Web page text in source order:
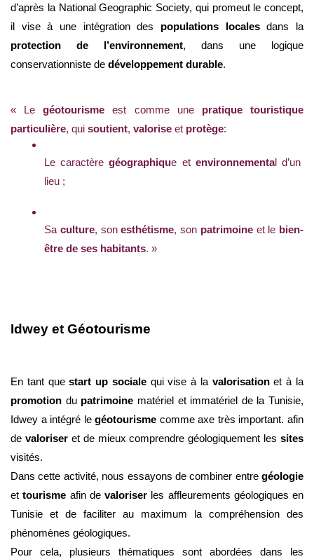
d’après la National Geographic Society, qui promeut le concept,
il vise à une intégration des populations locales
protection de l’environnement
conservationniste de développement durable.
« Le géotourisme est comme une pratique touristique
particulière, qui soutient, valorise et protège:
Le caractère géographique et environnemental d’un
lieu ;
Sa culture, son esthétisme, son patrimoine et le bien-
être de ses habitants. »
Idwey et Géotourisme
En tant que start up sociale qui vise à la valorisation
et à la
promotion du patrimoine matériel et immatériel de la Tunisie,
Idwey a intégré le géotourisme comme axe très important. afin
de valoriser et de mieux comprendre géologiquement les sites
visités.
Dans cette activité, nous essayons de combiner entre géologie
et tourisme afin de valoriser les affleurements géologiques en
Tunisie et de faciliter au maximum la compréhension des
phénomènes géologiques.